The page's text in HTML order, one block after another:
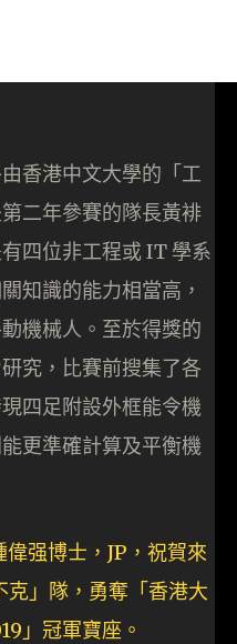
香港中文大學的「工
二年參賽的隊長黃裶
四位非工程或 IT 學系
知識的能力相當高，
機械人。至於得獎的
究，比賽前搜集了各
四足附設外框能令機
更準確計算及平衡機